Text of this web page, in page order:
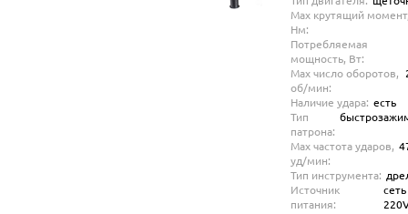
Max крутящий
Нм:
Потребляемая
мощность, Вт:
Max число оборотов,
об/мин:
Наличие удара: есть
Тип
патрона:
Max частота ударов,
уд/мин:
Тип инструмента:
Источник
питания:
сеть